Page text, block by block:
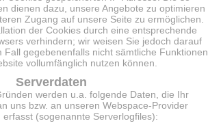
dienen dazu, unsere Angebote zu optimieren
Zugang auf unsere Seite zu ermöglichen.
der Cookies durch eine entsprechende
verhindern; wir weisen Sie jedoch darauf
Fall gegebenenfalls nicht sämtliche Funktionen
vollumfänglich nutzen können.
Serverdaten
werden u.a. folgende Daten, die Ihr
uns bzw. an unseren Webspace-Provider
erfasst (sogenannte Serverlogfiles):